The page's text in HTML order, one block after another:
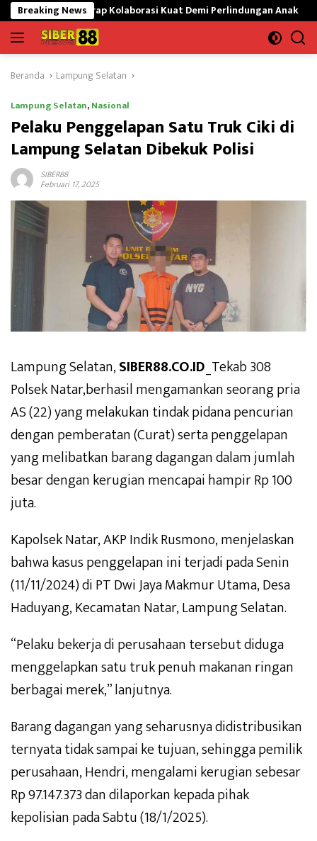
Langsung
ke
konten
Breaking News
Harap Kolaborasi Kuat Demi Perlindungan Anak
Beranda Lampung Selatan
Lampung Selatan,Nasional
Pelaku Penggelapan Satu Truk Ciki di
Lampung Selatan Dibekuk Polisi
SIBER88
Februari 17, 2025
Lampung Selatan,SIBER88.CO.ID _Tekab 308
Polsek Natar,berhasil mengamankan seorang pria
AS (22) yang melakukan tindak pidana pencurian
dengan pemberatan (Curat) serta penggelapan
yang melibatkan barang dagangan dalam jumlah
besar dengan kerugian mencapai hampir Rp 100
juta.
Kapolsek Natar, AKP Indik Rusmono, menjelaskan
bahwa kasus penggelapan ini terjadi pada Senin
(11/11/2024) di PT Dwi Jaya Makmur Utama, Desa
Haduyang, Kecamatan Natar, Lampung Selatan.
“Pelaku bekerja di perusahaan tersebut diduga
menggelapkan satu truk penuh makanan ringan
berbagai merek,” lanjutnya.
Barang dagangan yang seharusnya didistribusikan
ternyata tidak sampai ke tujuan, sehingga pemilik
perusahaan, Hendri, mengalami kerugian sebesar
Rp 97.147.373 dan dilaporkan kepada pihak
kepolisian pada Sabtu (18/1/2025).